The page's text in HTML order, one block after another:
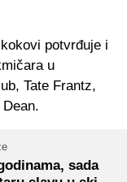
potvrđuje i
u
Tate Frantz,
sada